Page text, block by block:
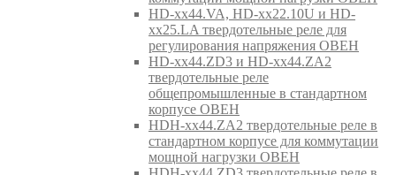
HD-xx44.VA, HD-xx22.10U и HD-
xx25.LA твердотельные реле для
регулирования напряжения ОВЕН
HD-xx44.ZD3 и HD-xx44.ZA2
твердотельные реле
общепромышленные в стандартном
корпусе ОВЕН
HDH-xx44.ZA2 твердотельные реле в
стандартном корпусе для коммутации
мощной нагрузки ОВЕН